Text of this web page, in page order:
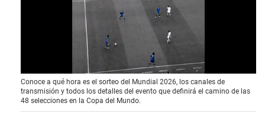
0
o
f
4
Conoce a qué hora es el sorteo del Mundial 2026, los canales de
transmisión y todos los detalles del evento que definirá el camino de las
48 selecciones en la Copa del Mundo.